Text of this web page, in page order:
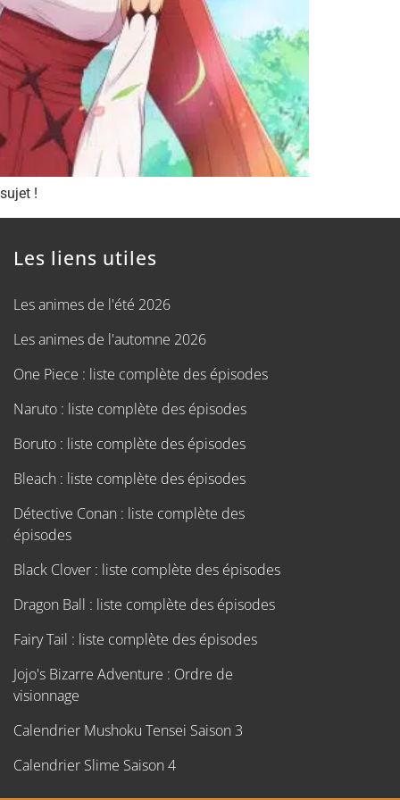
!
Les liens utiles
Les animes de l'été 2026
Les animes de l'automne 2026
One Piece : liste complète des épisodes
Naruto : liste complète des épisodes
Boruto : liste complète des épisodes
Bleach : liste complète des épisodes
Détective Conan : liste complète des
épisodes
Black Clover : liste complète des épisodes
Dragon Ball : liste complète des épisodes
Fairy Tail : liste complète des épisodes
Jojo's Bizarre Adventure : Ordre de
visionnage
Calendrier Mushoku Tensei Saison 3
Calendrier Slime Saison 4